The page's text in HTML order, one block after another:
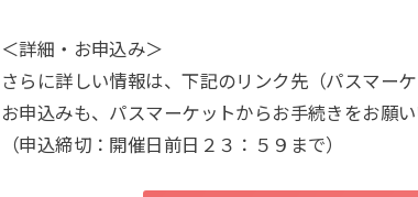
＜詳細・お申込み＞
さらに詳しい情報は、下記のリンク先（パスマー
お申込みも、パスマーケットからお手続きをお願い
（申込締切：開催日前日２３：５９まで）